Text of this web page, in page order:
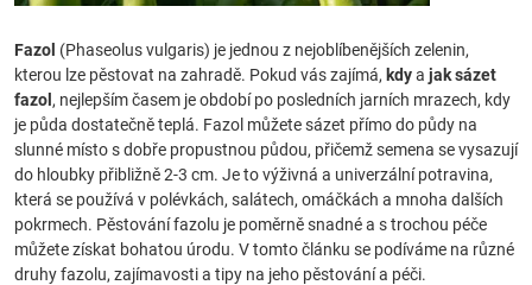
Fazol (Phaseolus vulgaris) je jednou z nejoblíbenějších zelenin,
kterou lze pěstovat na zahradě. Pokud vás zajímá, kdya jak sázet
fazol , nejlepším časem je období po posledních jarních mrazech, kdy
je půda dostatečně teplá. Fazol můžete sázet přímo do půdy na
slunné místo s dobře propustnou půdou, přičemž semena se vysazují
do hloubky přibližně 2-3 cm. Je to výživná a univerzální potravina,
která se používá v polévkách, salátech, omáčkách a mnoha dalších
pokrmech. Pěstování fazolu je poměrně snadné a s trochou péče
můžete získat bohatou úrodu. V tomto článku se podíváme na různé
druhy fazolu, zajímavosti a tipy na jeho pěstování a péči.